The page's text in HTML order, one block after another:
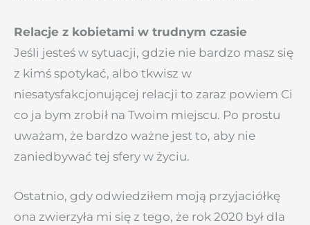
Relacje z kobietami w trudnym czasie
Jeśli jesteś w sytuacji, gdzie nie bardzo masz się
z kimś spotykać, albo tkwisz w
niesatysfakcjonującej relacji to zaraz powiem Ci
co ja bym zrobił na Twoim miejscu. Po prostu
uważam, że bardzo ważne jest to, aby nie
zaniedbywać tej sfery w życiu.
Ostatnio, gdy odwiedziłem moją przyjaciółkę
ona zwierzyła mi się z tego, że rok 2020 był dla